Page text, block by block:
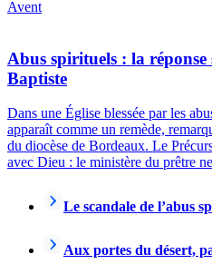
Avent
Abus spirituels : la réponse
Baptiste
Dans une Église blessée par les
apparaît comme un remède,
du diocèse de Bordeaux. Le
avec Dieu : le ministère du prêtre
Le scandale de l’abus
Aux portes du désert,